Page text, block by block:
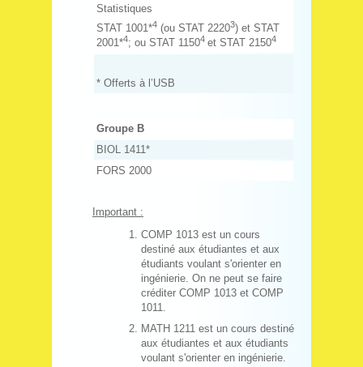
Statistiques
STAT 1001*4 (ou STAT 22203) et STAT
2001*4; ou STAT 11504 et STAT 21504
* Offerts à l’USB
Groupe B
BIOL 1411*
FORS 2000
Important :
COMP 1013 est un cours
destiné aux étudiantes et aux
étudiants voulant s'orienter en
ingénierie. On ne peut se faire
créditer COMP 1013 et COMP
1011.
MATH 1211 est un cours destiné
aux étudiantes et aux étudiants
voulant s'orienter en ingénierie.